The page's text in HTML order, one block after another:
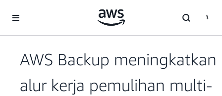
AWS Backup meningkatkan
alur kerja pemulihan multi-